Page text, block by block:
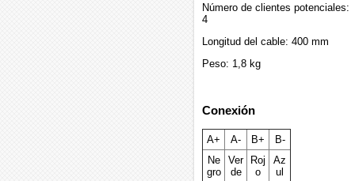
Número de clientes potenciales:
4
Longitud del cable: 400 mm
Peso: 1,8 kg
Conexión
A+ A- B+
B-
Ne
gro
Ver
de
Roj
o
Az
ul